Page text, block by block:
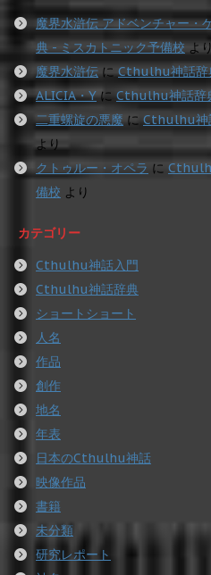
魔界水滸伝 アドベンチャー・
典 - ミスカトニック予備校 よ
魔界水滸伝 に Cthulhu神話辞
ALICIA・Yに Cthulhu神話辞
二重螺旋の悪魔 にCthulhu神
より
クトゥルー・オペラ に
備校 より
カテゴリー
Cthulhu神話入門
Cthulhu神話辞典
ショートショート
人名
作品
創作
地名
年表
日本のCthulhu神話
映像作品
書籍
未分類
研究レポート